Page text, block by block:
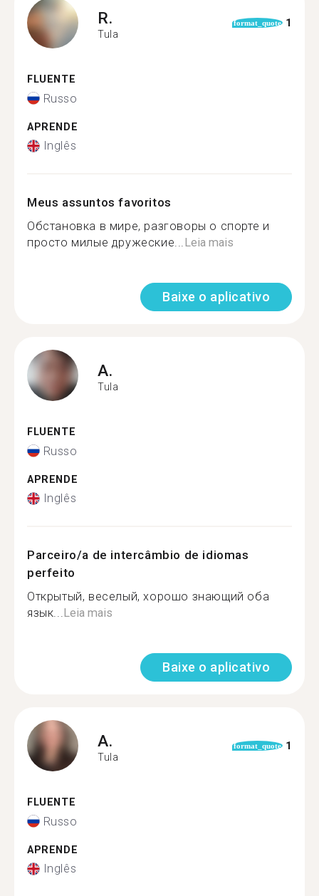
R.
Tula
format_quote 1
FLUENTE
Russo
APRENDE
Inglês
Meus assuntos favoritos
Обстановка в мире, разговоры о спорте и
просто милые дружеские...Leia mais
Baixe o aplicativo
A.
Tula
FLUENTE
Russo
APRENDE
Inglês
Parceiro/a de intercâmbio de idiomas
perfeito
Открытый, веселый, хорошо знающий оба
язык...Leia mais
Baixe o aplicativo
A.
Tula
format_quote 1
FLUENTE
Russo
APRENDE
Inglês